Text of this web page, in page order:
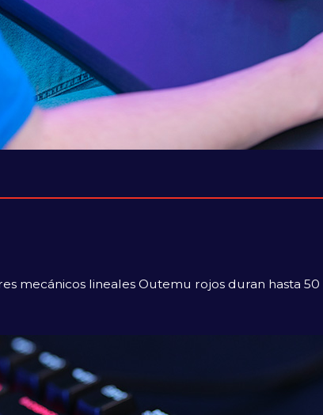
mecánicos lineales Outemu rojos duran hasta